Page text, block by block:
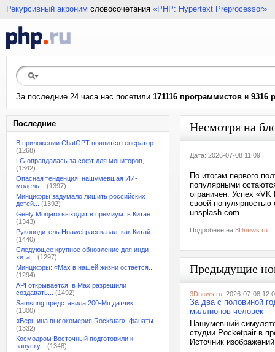
Рекурсивный акроним словосочетания «PHP: Hypertext Preprocessor»
За последние 24 часа нас посетили 171116 программистов и 9316
Последние
В приложении ChatGPT появится генератор...
(1268)
LG оправдалась за софт для мониторов,...
(1342)
Опасная тенденция: нашумевшая ИИ-
модель...
(1397)
Минцифры задумало лишить российских
детей...
(1392)
Geely Monjaro выходит в премиум: в Китае...
(1343)
Руководитель Huawei рассказал, как Китай...
(1440)
Следующее крупное обновление для инди-
хита...
(1297)
Минцифры: «Max в нашей жизни остается...
(1294)
API открывается: в Max разрешили
создавать...
(1492)
Samsung представила 200-Мп датчик...
(1300)
«Вершина высокомерия Rockstar»: фанаты...
(1332)
Космодром Восточный подготовили к
запуску...
(1348)
Несмотря на
Дата: 2026-07-08 11:09
По итогам первого
популярными
ограничен. Успех
своей
unsplash.com
Подробнее на 3Dnews.ru
Предыдущие
3Dnews.ru , 2026-07-08
За два с половиной
миллионов человек
Нашумевший
студии Pocketpair в
Источник